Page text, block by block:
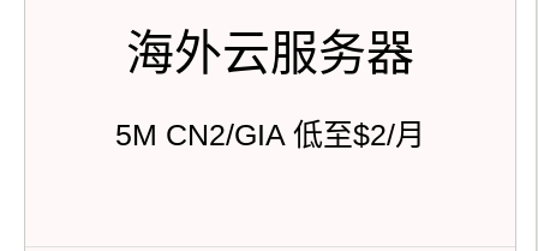
海外云服务器
5M CN2/GIA 低至$2/月